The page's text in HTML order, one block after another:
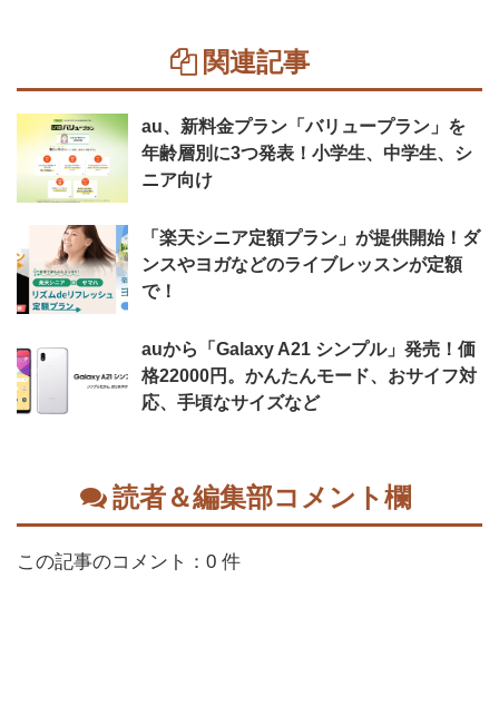
関連記事
au、新料金プラン「バリュープラン」を
年齢層別に3つ発表！小学生、中学生、シ
ニア向け
「楽天シニア定額プラン」が提供開始！ダ
ンスやヨガなどのライブレッスンが定額
で！
auから「Galaxy A21 シンプル」発売！価
格22000円。かんたんモード、おサイフ対
応、手頃なサイズなど
読者＆編集部コメント欄
この記事のコメント：0 件